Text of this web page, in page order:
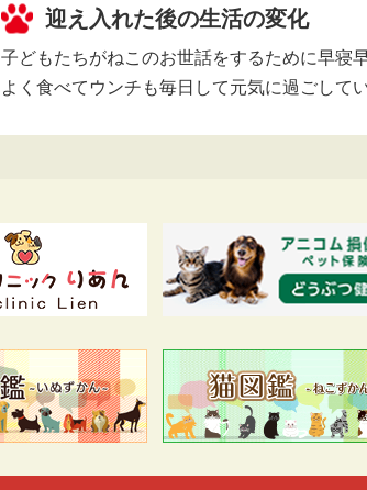
迎え入れた後の生活の変化
子どもたちがねこのお世話をするために早寝
よく食べてウンチも毎日して元気に過ごして